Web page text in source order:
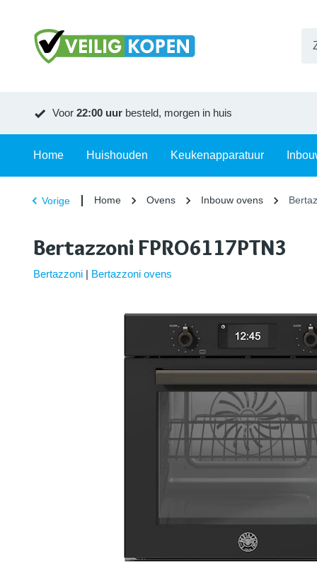
Voor 22:00 uur besteld, morgen in huis
Home Huishouden Keukenapparatuur
Vorige Home Ovens Inbouw ovens
Bertazzoni FPRO6117PTN3
Bertazzoni | Bertazzoni ovens